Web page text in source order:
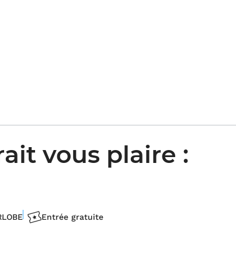
vous plaire :
AccèsEntrée gratuite